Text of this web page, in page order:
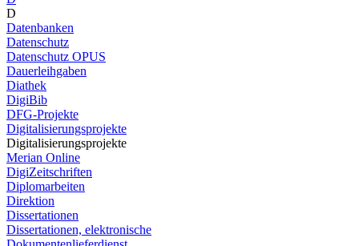
D
Datenbanken
Datenschutz
Datenschutz OPUS
Dauerleihgaben
Diathek
DigiBib
DFG-Projekte
Digitalisierungsprojekte
Digitalisierungsprojekte
Merian Online
DigiZeitschriften
Diplomarbeiten
Direktion
Dissertationen
Dissertationen, elektronische